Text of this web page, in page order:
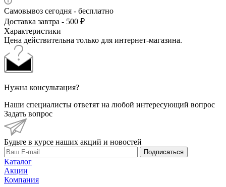
Самовывоз сегодня - бесплатно
Доставка завтра - 500 ₽
Характеристики
Цена действительна только для интернет-магазина.
Нужна консультация?
Наши специалисты ответят на любой интересующий вопрос
Задать вопрос
Будьте в курсе наших акций и новостей
Подписаться
Каталог
Акции
Компания